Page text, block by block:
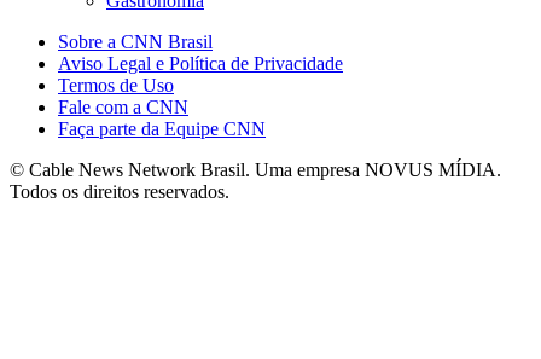
Sobre a CNN Brasil
Aviso Legal e Política de Privacidade
Termos de Uso
Fale com a CNN
Faça parte da Equipe CNN
© Cable News Network Brasil. Uma empresa NOVUS MÍDIA.
Todos os direitos reservados.